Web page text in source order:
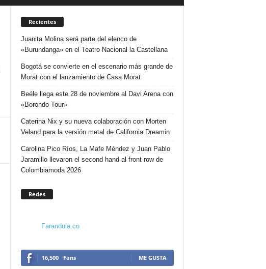
Recientes
Juanita Molina será parte del elenco de
«Burundanga» en el Teatro Nacional la Castellana
Bogotá se convierte en el escenario más grande de
Morat con el lanzamiento de Casa Morat
Beéle llega este 28 de noviembre al Davi Arena con
«Borondo Tour»
Caterina Nix y su nueva colaboración con Morten
Veland para la versión metal de California Dreamin
Carolina Pico Ríos, La Mafe Méndez y Juan Pablo
Jaramillo llevaron el second hand al front row de
Colombiamoda 2026
Redes
Farandula.co
16,500 Fans ME GUSTA